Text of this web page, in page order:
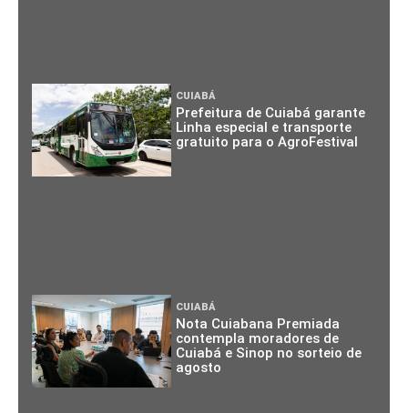
CUIABÁ
Prefeitura de Cuiabá garante
Linha especial e transporte
gratuito para o AgroFestival
CUIABÁ
Nota Cuiabana Premiada
contempla moradores de
Cuiabá e Sinop no sorteio de
agosto